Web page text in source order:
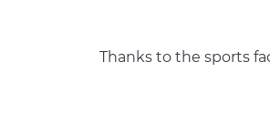
Thanks to the sports